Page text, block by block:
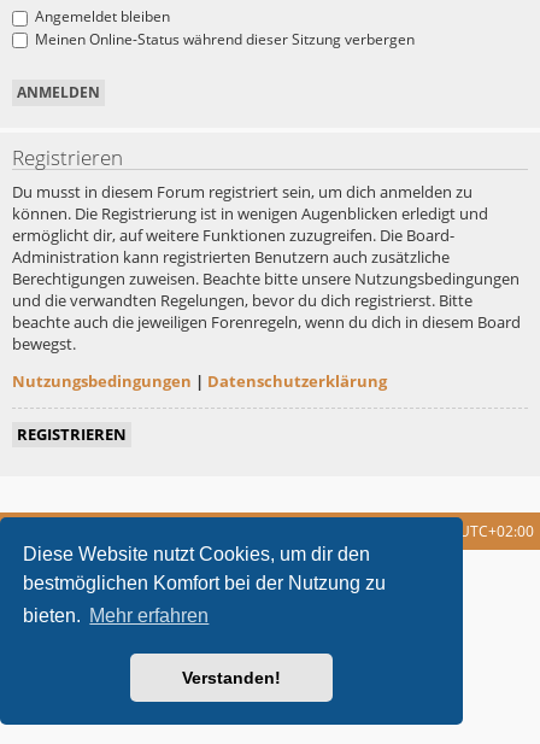
Diese Website nutzt Cookies, um dir den
bestmöglichen Komfort bei der Nutzung zu
bieten. Mehr erfahren
Verstanden!
Angemeldet bleiben
Meinen Online-Status während dieser Sitzung verbergen
Registrieren
Du musst in diesem Forum registriert sein, um dich anmelden zu
können. Die Registrierung ist in wenigen Augenblicken erledigt und
ermöglicht dir, auf weitere Funktionen zuzugreifen. Die Board-
Administration kann registrierten Benutzern auch zusätzliche
Berechtigungen zuweisen. Beachte bitte unsere Nutzungsbedingungen
und die verwandten Regelungen, bevor du dich registrierst. Bitte
beachte auch die jeweiligen Forenregeln, wenn du dich in diesem Board
bewegst.
Nutzungsbedingungen | Datenschutzerklärung
REGISTRIEREN
UTC+02:00
metrolike style by Eric Seguin Updated for phpBB3.2 by
Powered byphpBB ® Forum Software © phpBB Limited
Deutsche Übersetzung durch